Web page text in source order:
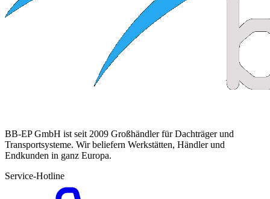
BB-EP GmbH ist seit 2009 Großhändler für Dachträger und
Transportsysteme. Wir beliefern Werkstätten, Händler und
Endkunden in ganz Europa.
Service-Hotline